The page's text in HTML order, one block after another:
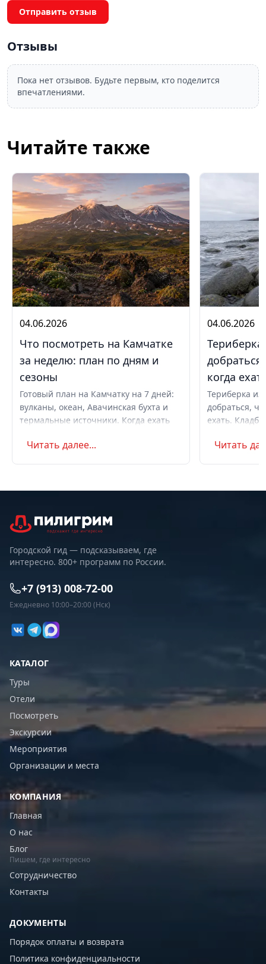
Отправить отзыв
Отзывы
Пока нет отзывов. Будьте первым, кто поделится
впечатлениями.
Читайте также
04.06.2026
Что посмотреть на Камчатке
за неделю: план по дням и
сезоны
Готовый план на Камчатку на 7 дней:
вулканы, океан, Авачинская бухта и
термальные источники. Когда ехать
самостоятельно или с туром.
Читать далее...
04.06.2026
когда
Териберка
добраться,
ехать.
Маршрут на
Читать
Городской гид — подсказываем, где
интересно. 800+ программ по России.
+7 (913) 008-72-00
Ежедневно 10:00–20:00 (Нск)
КАТАЛОГ
Туры
Отели
Посмотреть
Экскурсии
Мероприятия
Организации и места
КОМПАНИЯ
Главная
О нас
Блог
Пишем, где интересно
Сотрудничество
Контакты
ДОКУМЕНТЫ
Порядок оплаты и возврата
Политика конфиденциальности